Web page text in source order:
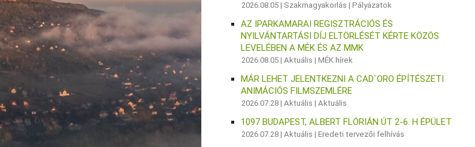
2026.08.05 | Szakmagyakorlás |Pályázatok
AZ IPARKAMARAI REGISZTRÁCIÓS ÉS
NYILVÁNTARTÁSI DÍJ ELTÖRLÉSÉT KÉRTE KÖZÖS
LEVELÉBEN A MÉK ÉS AZ MMK
2026.08.05 |Aktuális |MÉK hírek
MÁR LEHET JELENTKEZNI A CAD`ORO ÉPÍTÉSZETI
ANIMÁCIÓS FILMSZEMLÉRE
2026.07.28 |Aktuális |Aktuális
1097 BUDAPEST, ALBERT FLÓRIÁN ÚT 2-6. H ÉPÜLET
2026.07.28 |Aktuális |Eredeti tervezői felhívás